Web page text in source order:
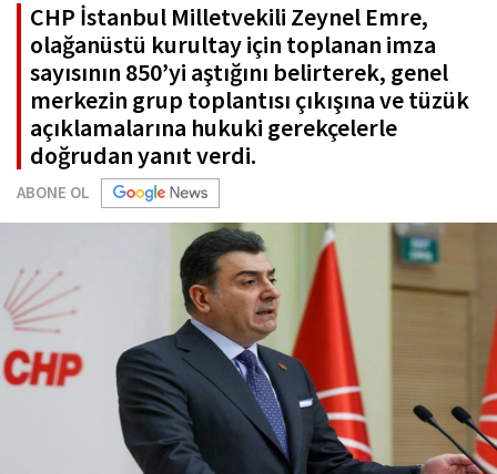
CHP İstanbul Milletvekili Zeynel Emre,
olağanüstü kurultay için toplanan imza
sayısının 850’yi aştığını belirterek, genel
merkezin grup toplantısı çıkışına ve tüzük
açıklamalarına hukuki gerekçelerle
doğrudan yanıt verdi.
ABONE OL